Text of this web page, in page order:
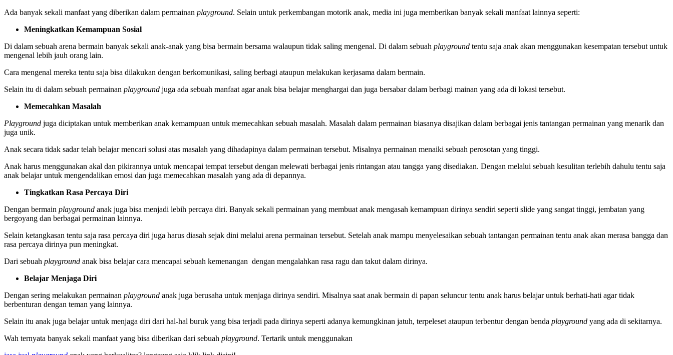
Ada banyak sekali manfaat yang diberikan dalam permainan playground. Selain untuk perkembangan motorik anak, media ini juga memberikan banyak sekali manfaat lainnya seperti:
Meningkatkan Kemampuan Sosial
Di dalam sebuah arena bermain banyak sekali anak-anak yang bisa bermain bersama walaupun tidak saling mengenal. Di dalam sebuah playground tentu saja anak akan menggunakan kesempatan tersebut untuk
mengenal lebih jauh orang lain.
Cara mengenal mereka tentu saja bisa dilakukan dengan berkomunikasi, saling berbagi ataupun melakukan kerjasama dalam bermain.
Selain itu di dalam sebuah permainan playground juga ada sebuah manfaat agar anak bisa belajar menghargai dan juga bersabar dalam berbagi mainan yang ada di lokasi tersebut.
Memecahkan Masalah
Playground juga diciptakan untuk memberikan anak kemampuan untuk memecahkan sebuah masalah. Masalah dalam permainan biasanya disajikan dalam berbagai jenis tantangan permainan yang menarik dan
juga unik.
Anak secara tidak sadar telah belajar mencari solusi atas masalah yang dihadapinya dalam permainan tersebut. Misalnya permainan menaiki sebuah perosotan yang tinggi.
Anak harus menggunakan akal dan pikirannya untuk mencapai tempat tersebut dengan melewati berbagai jenis rintangan atau tangga yang disediakan. Dengan melalui sebuah kesulitan terlebih dahulu tentu saja
anak belajar untuk mengendalikan emosi dan juga memecahkan masalah yang ada di depannya.
Tingkatkan Rasa Percaya Diri
Dengan bermain playground anak juga bisa menjadi lebih percaya diri. Banyak sekali permainan yang membuat anak mengasah kemampuan dirinya sendiri seperti slide yang sangat tinggi, jembatan yang
bergoyang dan berbagai permainan lainnya.
Selain ketangkasan tentu saja rasa percaya diri juga harus diasah sejak dini melalui arena permainan tersebut. Setelah anak mampu menyelesaikan sebuah tantangan permainan tentu anak akan merasa bangga dan
rasa percaya dirinya pun meningkat.
Dari sebuah playground anak bisa belajar cara mencapai sebuah kemenangan dengan mengalahkan rasa ragu dan takut dalam dirinya.
Belajar Menjaga Diri
Dengan sering melakukan permainan playground anak juga berusaha untuk menjaga dirinya sendiri. Misalnya saat anak bermain di papan seluncur tentu anak harus belajar untuk berhati-hati agar tidak
berbenturan dengan teman yang lainnya.
Selain itu anak juga belajar untuk menjaga diri dari hal-hal buruk yang bisa terjadi pada dirinya seperti adanya kemungkinan jatuh, terpeleset ataupun terbentur dengan benda playground yang ada di sekitarnya.
Wah ternyata banyak sekali manfaat yang bisa diberikan dari sebuah playground. Tertarik untuk menggunakan